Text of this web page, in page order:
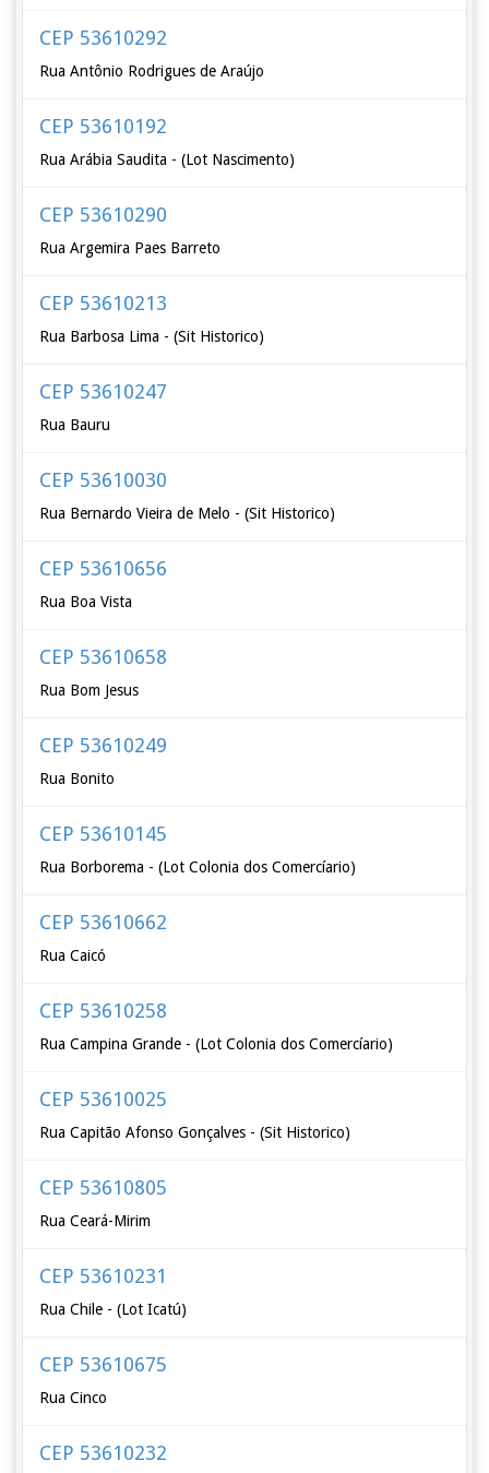
CEP 53610292
Rua Antônio Rodrigues de Araújo
CEP 53610192
Rua Arábia Saudita - (Lot Nascimento)
CEP 53610290
Rua Argemira Paes Barreto
CEP 53610213
Rua Barbosa Lima - (Sit Historico)
CEP 53610247
Rua Bauru
CEP 53610030
Rua Bernardo Vieira de Melo - (Sit Historico)
CEP 53610656
Rua Boa Vista
CEP 53610658
Rua Bom Jesus
CEP 53610249
Rua Bonito
CEP 53610145
Rua Borborema - (Lot Colonia dos Comercíario)
CEP 53610662
Rua Caicó
CEP 53610258
Rua Campina Grande - (Lot Colonia dos Comercíario)
CEP 53610025
Rua Capitão Afonso Gonçalves - (Sit Historico)
CEP 53610805
Rua Ceará-Mirim
CEP 53610231
Rua Chile - (Lot Icatú)
CEP 53610675
Rua Cinco
CEP 53610232